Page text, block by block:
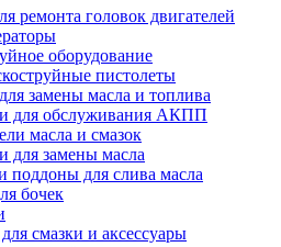
ремонта головок двигателей
оборудование
пистолеты
замены масла и топлива
для обслуживания АКПП
масла и смазок
для замены масла
поддоны для слива масла
бочек
смазки и аксессуары